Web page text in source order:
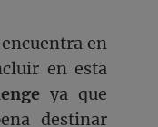
en
en esta
ya que
destinar